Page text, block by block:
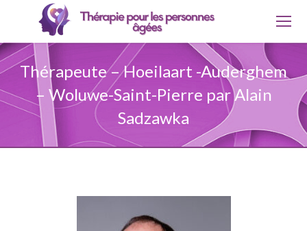
Thérapeute – Hoeilaart -Auderghem
– Woluwe-Saint-Pierre par Alain
Sadzawka